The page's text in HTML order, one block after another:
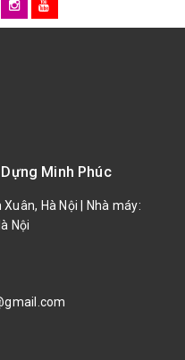
Minh Phúc
Hà Nội | Nhà máy:
Nội